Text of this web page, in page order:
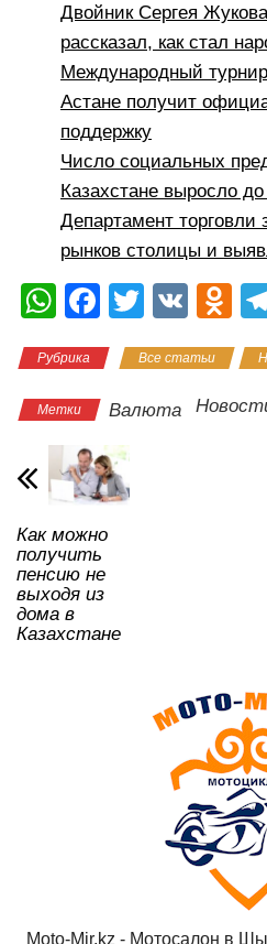
Двойник Сергея
рассказал, как стал
Международный
Астане получит
поддержку
Число социальных
Казахстане выросло
Департамент торговли
рынков столицы и
W
at
s
A
p
p
F
c
e
b
o
o
k
T
tt
er
V
O
n
o
Рубрика Все статьи
Метки Валюта
Как можно
получить
пенсию не
выходя из
дома в
Казахстане
Moto-Mir.kz - Мотосалон в